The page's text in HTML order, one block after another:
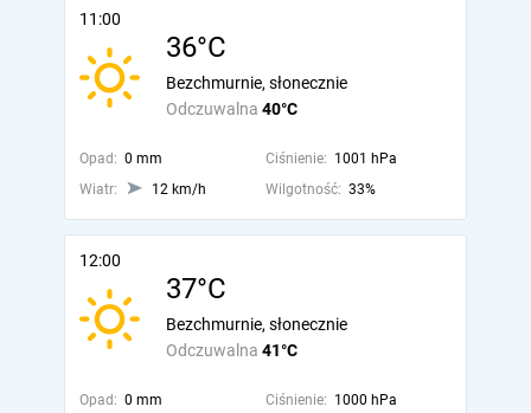
11:00
36°C
Odczuwalna 40°C
Bezchmurnie, słonecznie
Opad: 0 mm Ciśnienie: 1001 hPa
Wiatr:
12 km/h Wilgotność: 33%
12:00
37°C
Odczuwalna 41°C
Bezchmurnie, słonecznie
Opad: 0 mm Ciśnienie: 1000 hPa